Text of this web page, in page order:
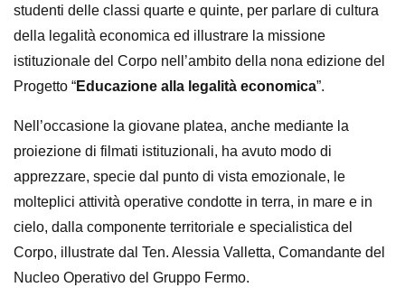
studenti delle classi quarte e quinte, per parlare di cultura
della legalità economica ed illustrare la missione
istituzionale del Corpo nell’ambito della nona edizione del
Progetto “Educazione alla legalità economica”.
Nell’occasione la giovane platea, anche mediante la
proiezione di filmati istituzionali, ha avuto modo di
apprezzare, specie dal punto di vista emozionale, le
molteplici attività operative condotte in terra, in mare e in
cielo, dalla componente territoriale e specialistica del
Corpo, illustrate dal Ten. Alessia Valletta, Comandante del
Nucleo Operativo del Gruppo Fermo.